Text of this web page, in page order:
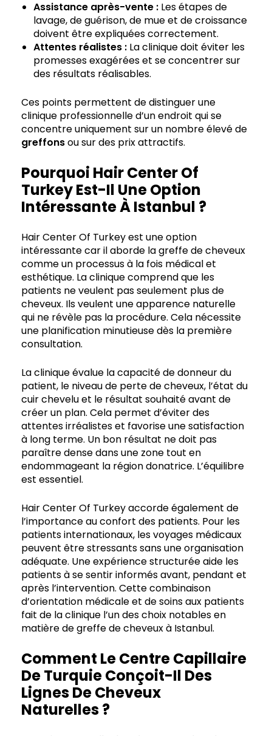
Assistance après-vente : Les étapes de
lavage, de guérison, de mue et de croissance
doivent être expliquées correctement.
Attentes réalistes : La clinique doit éviter les
promesses exagérées et se concentrer sur
des résultats réalisables.
Ces points permettent de distinguer une
clinique professionnelle d’un endroit qui se
concentre uniquement sur un nombre élevé de
greffonsou sur des prix attractifs.
Pourquoi Hair Center Of
Turkey Est-Il Une Option
Intéressante À Istanbul ?
Hair Center Of Turkey est une option
intéressante car il aborde la greffe de cheveux
comme un processus à la fois médical et
esthétique. La clinique comprend que les
patients ne veulent pas seulement plus de
cheveux. Ils veulent une apparence naturelle
qui ne révèle pas la procédure. Cela nécessite
une planification minutieuse dès la première
consultation.
La clinique évalue la capacité de donneur du
patient, le niveau de perte de cheveux, l’état du
cuir chevelu et le résultat souhaité avant de
créer un plan. Cela permet d’éviter des
attentes irréalistes et favorise une satisfaction
à long terme. Un bon résultat ne doit pas
paraître dense dans une zone tout en
endommageant la région donatrice. L’équilibre
est essentiel.
Hair Center Of Turkey accorde également de
l’importance au confort des patients. Pour les
patients internationaux, les voyages médicaux
peuvent être stressants sans une organisation
adéquate. Une expérience structurée aide les
patients à se sentir informés avant, pendant et
après l’intervention. Cette combinaison
d’orientation médicale et de soins aux patients
fait de la clinique l’un des choix notables en
matière de greffe de cheveux à Istanbul.
Comment Le Centre Capillaire
De Turquie Conçoit-Il Des
Lignes De Cheveux
Naturelles ?